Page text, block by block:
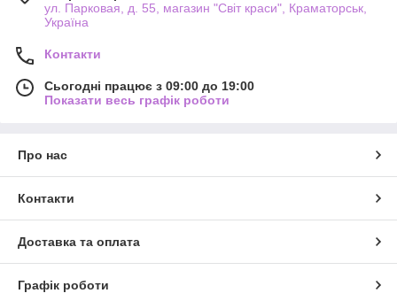
ул. Парковая, д. 55, магазин "Світ краси", Краматорськ,
Україна
Контакти
Сьогодні працює з 09:00 до 19:00
Показати весь графік роботи
Про нас
Контакти
Доставка та оплата
Графік роботи